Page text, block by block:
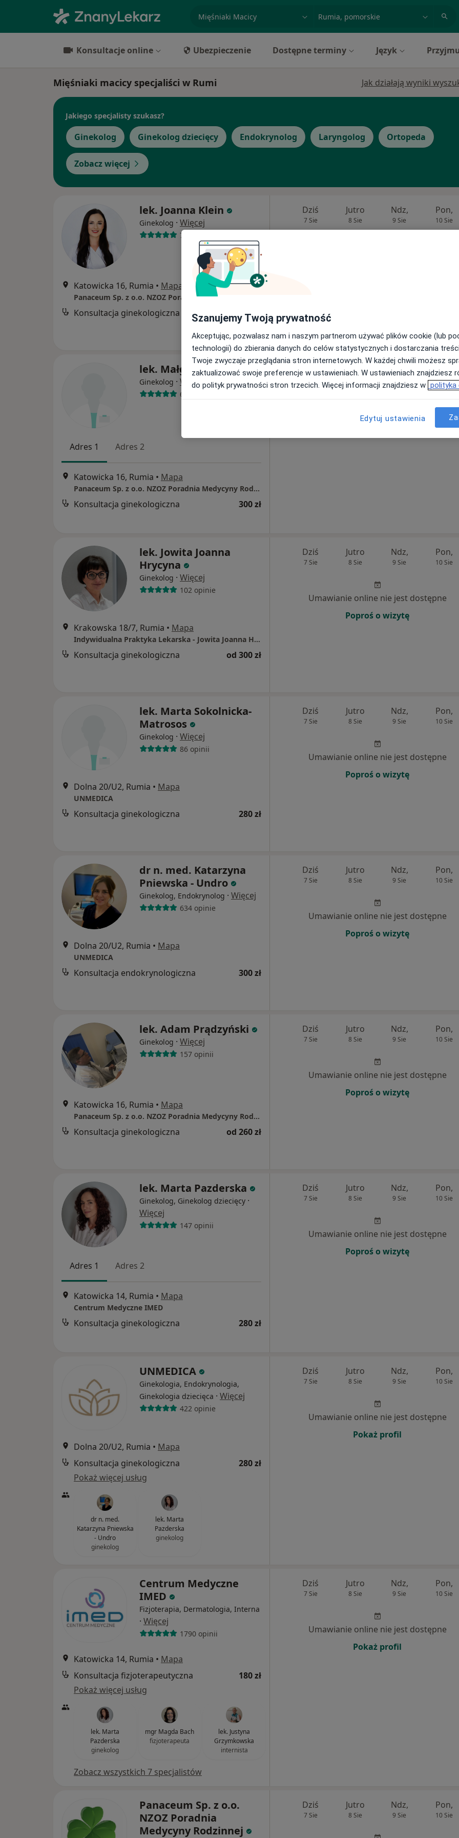
specjalizacja, badanie lub nazwisko
Konsultacje online Ubezpieczenie Dostępne terminy Język
Mięśniaki macicy specjaliści w Rumi Jak działają wyniki
Jakiego specjalisty szukasz?
Ginekolog Ginekolog dziecięcy Endokrynolog Laryngolog Ortopeda
Zobacz więcej
lek. Joanna Klein
Ginekolog · Więcej
728 opinii
Katowicka 16, Rumia • Mapa
Konsultacja ginekologiczna 300 zł
Dziś
7 Sie
Jutro
8 Sie
Ndz,
9 Sie
Pon,
10 Sie
lek. Małgorzata Holke
Ginekolog · Więcej
661 opinii
Adres 1 Adres 2
Katowicka 16, Rumia • Mapa
Panaceum Sp. z o.o. NZOZ Poradnia Medycyny Rodzinnej
Konsultacja ginekologiczna 300 zł
Dziś Jutro Ndz, Pon,
10 Sie
Umawianie online nie jest dostępne
lek. Jowita Joanna
Hrycyna
Ginekolog · Więcej
102 opinie
Krakowska 18/7, Rumia • Mapa
Indywidualna Praktyka Lekarska - Jowita Joanna Hrycyna
Konsultacja ginekologiczna od 300 zł
Dziś
7 Sie
Jutro
8 Sie
Ndz,
9 Sie
Pon,
10 Sie
Umawianie online nie jest dostępne
Poproś o wizytę
lek. Marta Sokolnicka-
Matrosos
Ginekolog · Więcej
86 opinii
Dolna 20/U2, Rumia • Mapa
UNMEDICA
Konsultacja ginekologiczna 280 zł
Dziś
7 Sie
Jutro
8 Sie
Ndz,
9 Sie
Pon,
10 Sie
Umawianie online nie jest dostępne
Poproś o wizytę
dr n. med. Katarzyna
Pniewska - Undro
Ginekolog, Endokrynolog · Więcej
634 opinie
Dolna 20/U2, Rumia • Mapa
UNMEDICA
Konsultacja endokrynologiczna 300 zł
Dziś
7 Sie
Jutro
8 Sie
Ndz,
9 Sie
Pon,
10 Sie
Umawianie online nie jest dostępne
Poproś o wizytę
lek. Adam Prądzyński
Ginekolog · Więcej
157 opinii
Katowicka 16, Rumia • Mapa
Panaceum Sp. z o.o. NZOZ Poradnia Medycyny Rodzinnej
Konsultacja ginekologiczna od 260 zł
Dziś
7 Sie
Jutro
8 Sie
Ndz,
9 Sie
Pon,
10 Sie
Umawianie online nie jest dostępne
Poproś o wizytę
lek. Marta Pazderska
Ginekolog, Ginekolog dziecięcy ·
Więcej
147 opinii
Adres 1 Adres 2
Katowicka 14, Rumia • Mapa
Centrum Medyczne IMED
Konsultacja ginekologiczna 280 zł
Dziś
7 Sie
Jutro
8 Sie
Ndz,
9 Sie
Pon,
10 Sie
Umawianie online nie jest dostępne
Poproś o wizytę
UNMEDICA
Ginekologia, Endokrynologia,
Ginekologia dziecięca · Więcej
422 opinie
Dolna 20/U2, Rumia • Mapa
Konsultacja ginekologiczna
280 zł
Pokaż więcej usług
dr n. med.
Katarzyna Pniewska
- Undro
ginekolog
lek. Marta
Pazderska
ginekolog
Dziś
7 Sie
Jutro
8 Sie
Ndz,
9 Sie
Pon,
10 Sie
Umawianie online nie jest dostępne
Pokaż profil
Centrum Medyczne
IMED
Fizjoterapia, Dermatologia, Interna
· Więcej
1790 opinii
Katowicka 14, Rumia • Mapa
Konsultacja fizjoterapeutyczna
180 zł
Pokaż więcej usług
lek. Marta
Pazderska
ginekolog
mgr Magda Bach
fizjoterapeuta
lek. Justyna
Grzymkowska
internista
Zobacz wszystkich 7 specjalistów
Dziś
7 Sie
Jutro
8 Sie
Ndz,
9 Sie
Pon,
10 Sie
Umawianie online nie jest dostępne
Pokaż profil
Panaceum Sp. z o.o.
NZOZ Poradnia
Medycyny Rodzinnej
Dziś
7 Sie
Jutro
8 Sie
Ndz,
9 Sie
Pon,
10 Sie
Szanujemy Twoją prywatność
Akceptując, pozwalasz nam i naszym partnerom używać plików cookie (lub
technologii) do zbierania danych do celów statystycznych i dostarczania
Twoje zwyczaje przeglądania stron internetowych. W każdej chwili możesz
zaktualizować swoje preferencje w ustawieniach. W ustawieniach znajdziesz
do polityk prywatności stron trzecich. Więcej informacji znajdziesz w polityka
Edytuj ustawienia